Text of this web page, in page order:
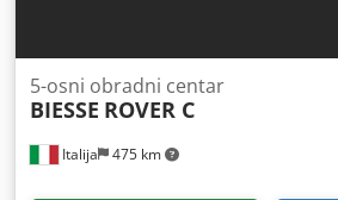
Italija 475 km
5-osni obradni centar
BIESSE ROVER C